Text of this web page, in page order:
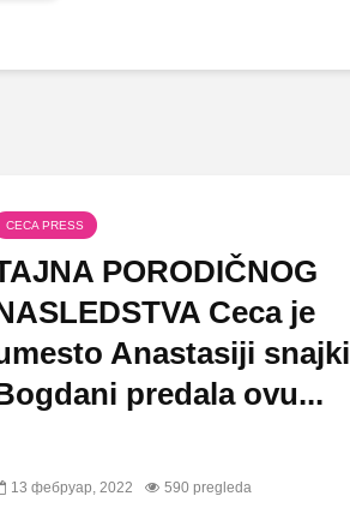
CECA PRESS
PORODIČNOG
Ceca je
Anastasiji snajki
predala ovu...
13 фебруар, 2022 590 pregleda